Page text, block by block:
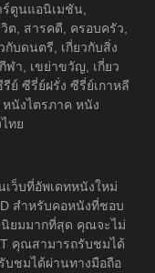
ตูนแอนิเมชัน,
, สารคดี, ครอบครัว,
บดนตรี, เกี่ยวกับสิ่ง
ฬา, เขย่าขวัญ, เกี่ยว
ย์ ซีรี่ย์ฝรั่ง ซีรี่ย์เกาหลี
นังไตรภาค หนัง
ทย
ว็บที่อัพเดทหนังใหม่
สำหรับคอหนังที่ชอบ
นิยมมากที่สุด คุณจะไม่
คุณสามารถรับชมได้
บชมได้ผ่านทางมือถือ